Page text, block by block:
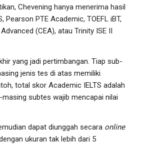
Chevening hanya menerima hasil
Pearson PTE Academic, TOEFL iBT,
(CEA), atau Trinity ISE II
yang jadi pertimbangan. Tiap sub-
jenis tes di atas memiliki
total skor Academic IELTS adalah
subtes wajib mencapai nilai
dapat diunggah secara online
ukuran tak lebih dari 5